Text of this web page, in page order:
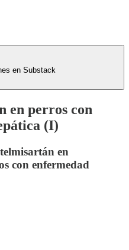
en Substack
en perros con
(I)
en
con enfermedad